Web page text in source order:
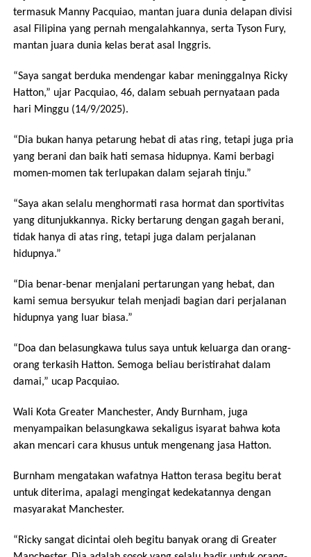
termasuk Manny Pacquiao, mantan juara dunia delapan divisi
asal Filipina yang pernah mengalahkannya, serta Tyson Fury,
mantan juara dunia kelas berat asal Inggris.
“Saya sangat berduka mendengar kabar meninggalnya Ricky
Hatton,” ujar Pacquiao, 46, dalam sebuah pernyataan pada
hari Minggu (14/9/2025).
“Dia bukan hanya petarung hebat di atas ring, tetapi juga pria
yang berani dan baik hati semasa hidupnya. Kami berbagi
momen-momen tak terlupakan dalam sejarah tinju.”
“Saya akan selalu menghormati rasa hormat dan sportivitas
yang ditunjukkannya. Ricky bertarung dengan gagah berani,
tidak hanya di atas ring, tetapi juga dalam perjalanan
hidupnya.”
“Dia benar-benar menjalani pertarungan yang hebat, dan
kami semua bersyukur telah menjadi bagian dari perjalanan
hidupnya yang luar biasa.”
“Doa dan belasungkawa tulus saya untuk keluarga dan orang-
orang terkasih Hatton. Semoga beliau beristirahat dalam
damai,” ucap Pacquiao.
Wali Kota Greater Manchester, Andy Burnham, juga
menyampaikan belasungkawa sekaligus isyarat bahwa kota
akan mencari cara khusus untuk mengenang jasa Hatton.
Burnham mengatakan wafatnya Hatton terasa begitu berat
untuk diterima, apalagi mengingat kedekatannya dengan
masyarakat Manchester.
“Ricky sangat dicintai oleh begitu banyak orang di Greater